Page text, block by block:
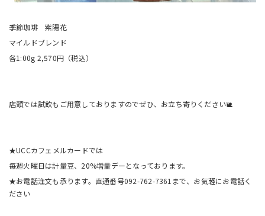
季節珈琲 紫陽花
マイルドブレンド
各1:00g 2,570円（税込）
店頭では試飲もご用意しておりますのでぜひ、お立ち寄りください🐌
★UCCカフェメルカードでは
毎週火曜日は計量豆、20%増量デーとなっております。
★お電話注文も承ります。直通番号092-762-7361まで、お気軽にお電話く
ださい